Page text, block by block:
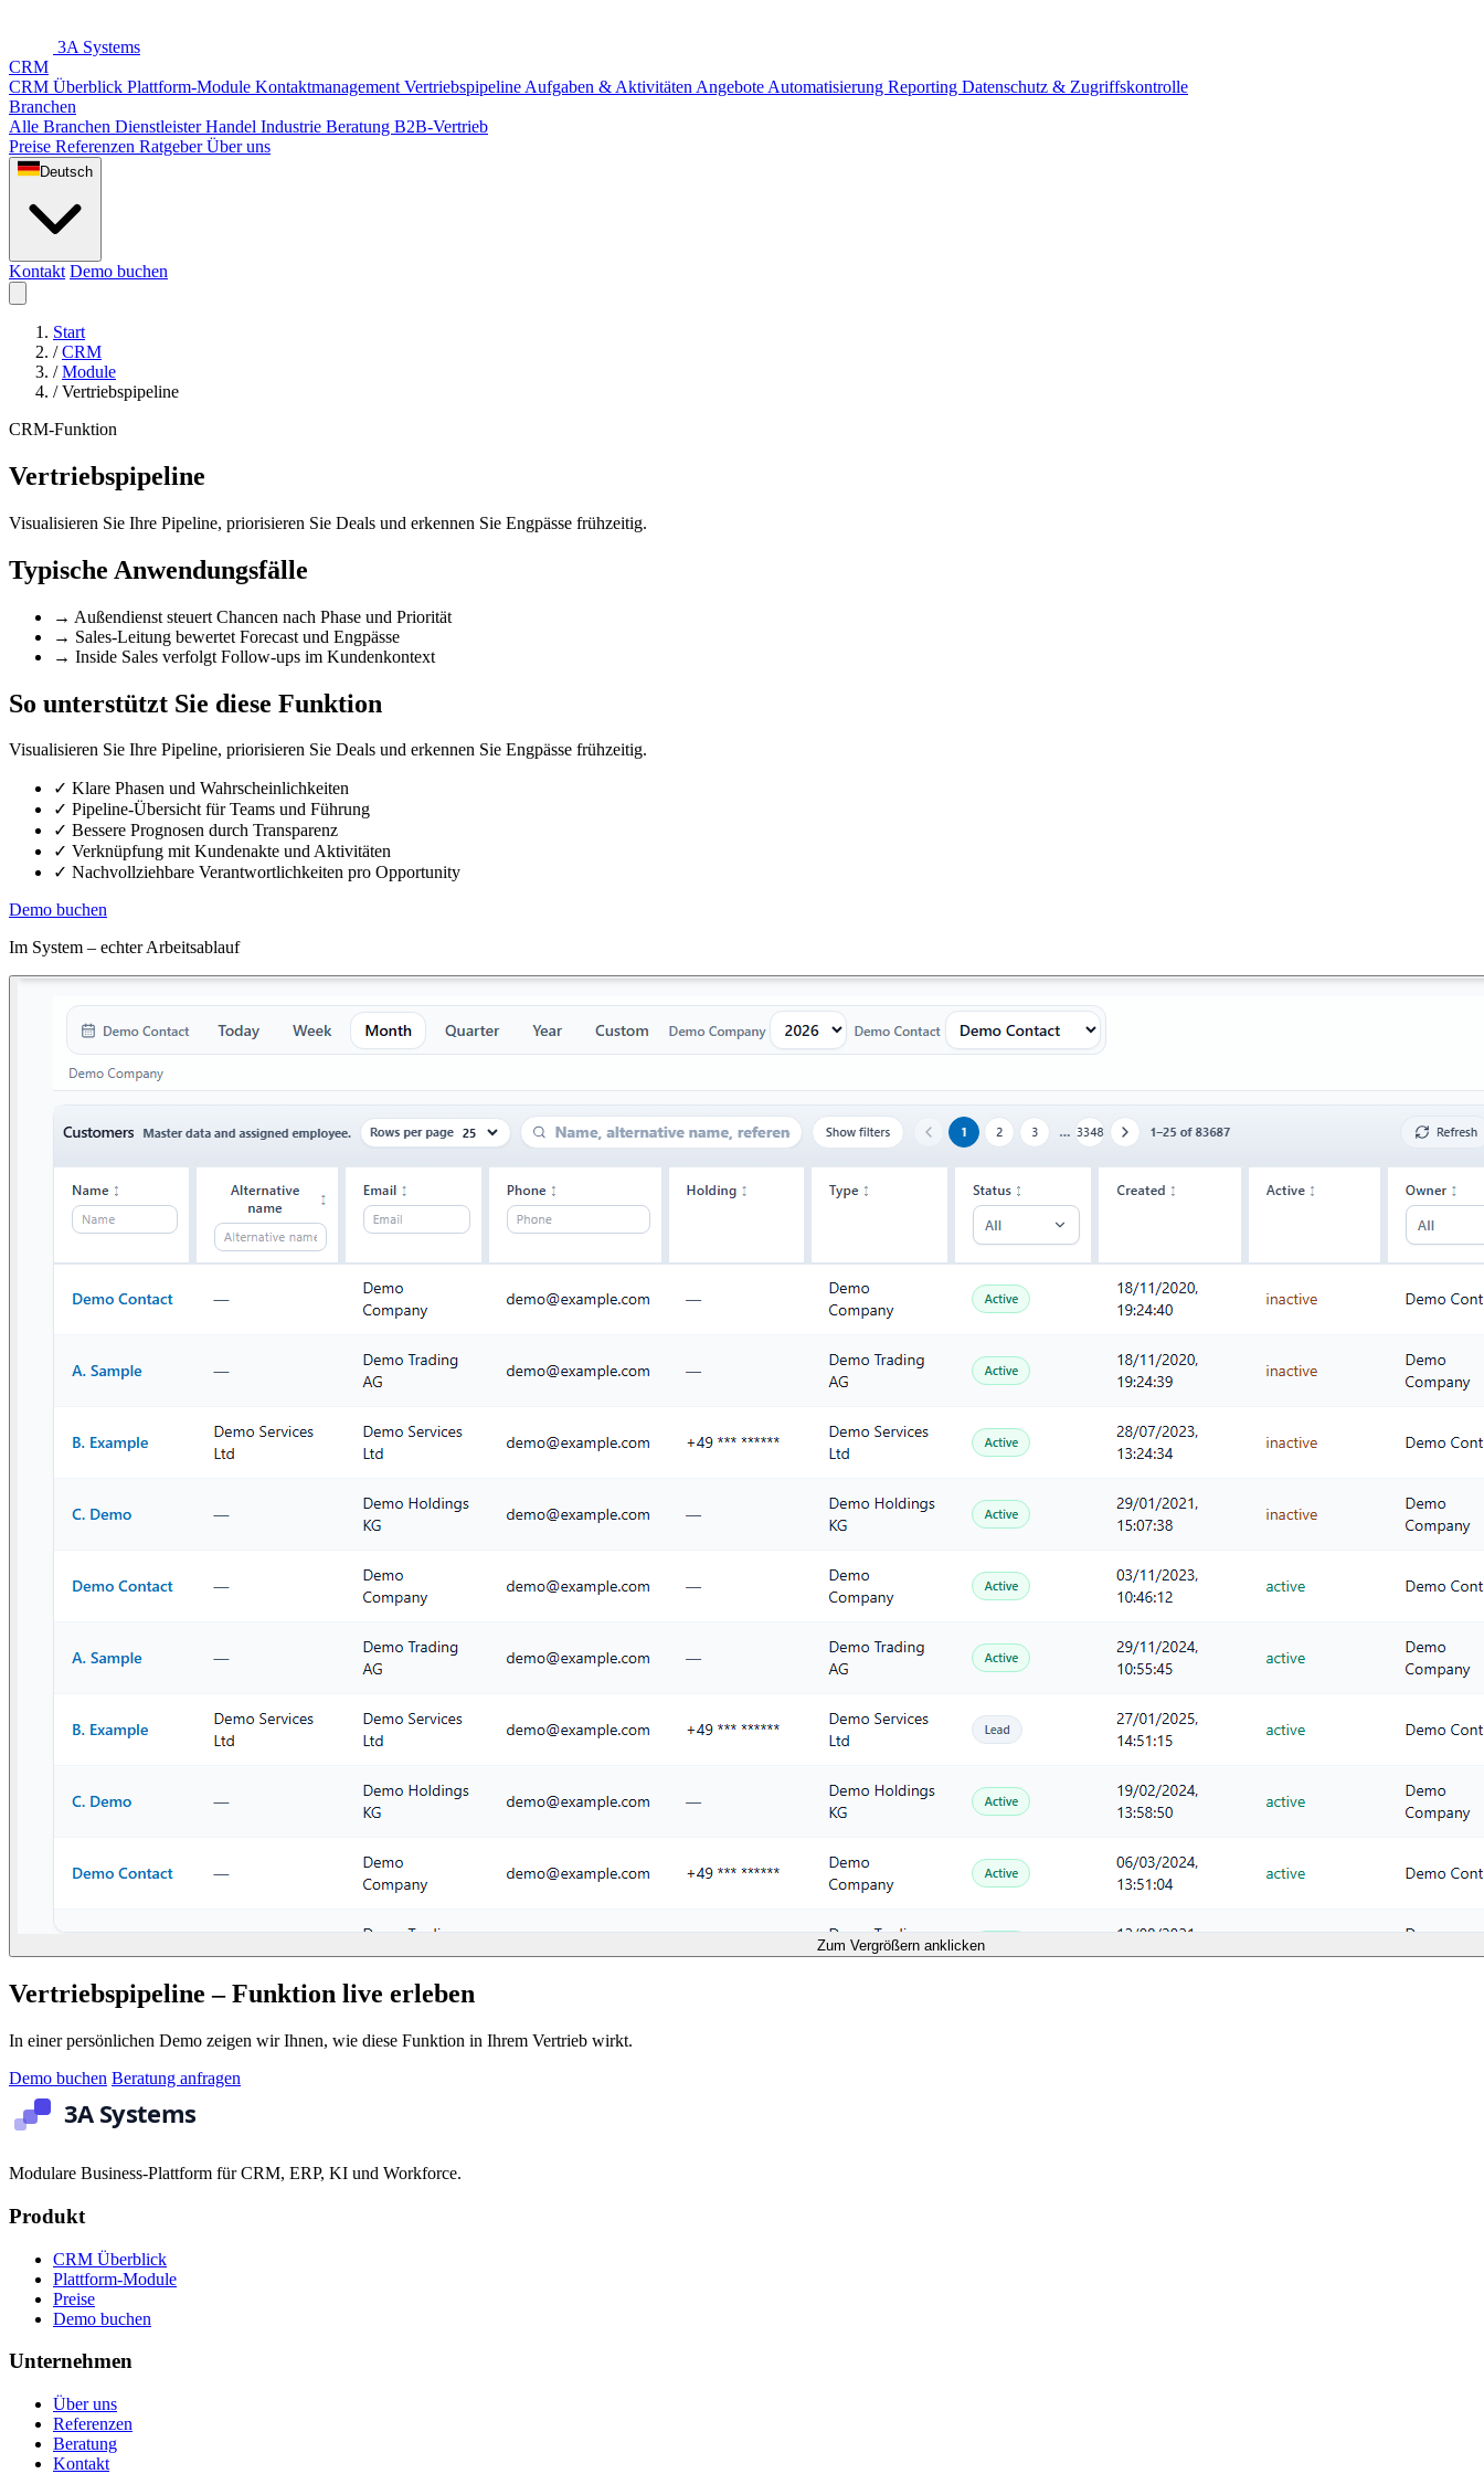
3A Systems
CRM
CRM Überblick Plattform-Module Kontaktmanagement Vertriebspipeline Aufgaben & Aktivitäten Angebote Automatisierung Reporting Datenschutz & Zugriffskontrolle
Branchen
Alle Branchen DienstleisterHandel Industrie Beratung B2B-Vertrieb
Preise Referenzen RatgeberÜber uns
Deutsch
Kontakt Demo buchen
Start
/ CRM
/ Module
/ Vertriebspipeline
CRM-Funktion
Vertriebspipeline
Visualisieren Sie Ihre Pipeline, priorisieren Sie Deals und erkennen Sie Engpässe frühzeitig.
Typische Anwendungsfälle
→ Außendienst steuert Chancen nach Phase und Priorität
→ Sales-Leitung bewertet Forecast und Engpässe
→ Inside Sales verfolgt Follow-ups im Kundenkontext
So unterstützt Sie diese Funktion
Visualisieren Sie Ihre Pipeline, priorisieren Sie Deals und erkennen Sie Engpässe frühzeitig.
✓ Klare Phasen und Wahrscheinlichkeiten
✓ Pipeline-Übersicht für Teams und Führung
✓ Bessere Prognosen durch Transparenz
✓ Verknüpfung mit Kundenakte und Aktivitäten
✓ Nachvollziehbare Verantwortlichkeiten pro Opportunity
Demo buchen
Im System – echter Arbeitsablauf
Zum Vergrößern anklicken
Vertriebspipeline – Funktion live erleben
In einer persönlichen Demo zeigen wir Ihnen, wie diese Funktion in Ihrem Vertrieb wirkt.
Demo buchen Beratung anfragen
Modulare Business-Plattform für CRM, ERP, KI und Workforce.
Produkt
CRM Überblick
Plattform-Module
Preise
Demo buchen
Unternehmen
Über uns
Referenzen
Beratung
Kontakt